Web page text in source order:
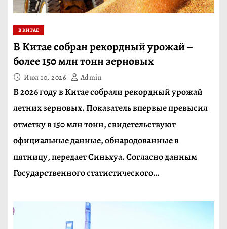
В КИТАЕ
В Китае собран рекордный урожай –
более 150 млн тонн зерновых
Июл 10, 2026 Admin
В 2026 году в Китае собрали рекордный урожай
летних зерновых. Показатель впервые превысил
отметку в 150 млн тонн, свидетельствуют
официальные данные, обнародованные в
пятницу, передает Синьхуа. Согласно данным
Государственного статистического…